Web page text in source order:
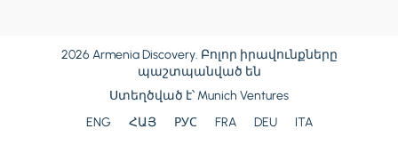
2026 Armenia Discovery. Բոլոր իրավունքները
պաշտպանված են
Ստեղծված է՝ Munich Ventures
ENG
ՀԱՅ РУС FRA DEU ITA